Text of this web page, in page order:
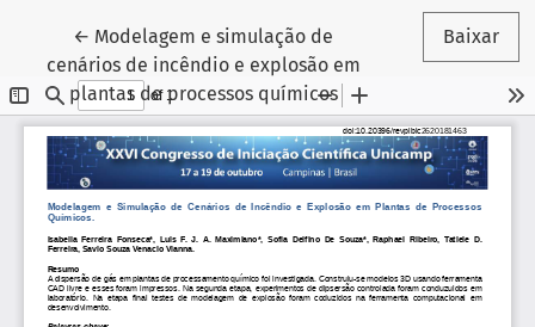
← Voltar aos Detalhes do Artigo
Modelagem e simulação de
cenários de incêndio e explosão em
plantas de processos químicos
Baixar